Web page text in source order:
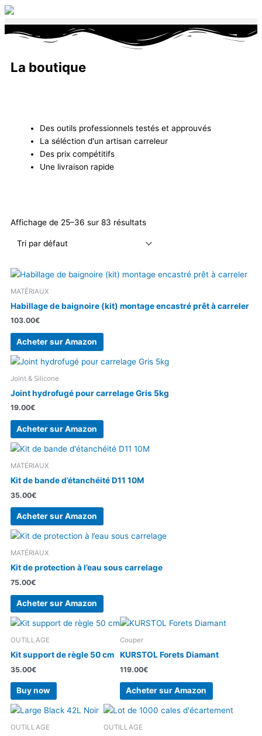
Aller
contenu
La boutique
Des outils professionnels testés et approuvés
La séléction d'un artisan carreleur
Des prix compétitifs
Une livraison rapide
Affichage de 25–36 sur 83 résultats
MATÉRIAUX
Habillage de baignoire (kit) montage encastré prêt à carreler
103.00€
Acheter sur Amazon
Joint & Silicone
Joint hydrofugé pour carrelage Gris 5kg
19.00€
Acheter sur Amazon
MATÉRIAUX
Kit de bande d’étanchéité D11 10M
35.00€
Acheter sur Amazon
MATÉRIAUX
Kit de protection à l’eau sous carrelage
75.00€
Acheter sur Amazon
OUTILLAGE
Kit support de règle 50 cm
35.00€
Buy now
Couper
KURSTOL Forets Diamant
119.00€
Acheter sur Amazon
OUTILLAGE OUTILLAGE